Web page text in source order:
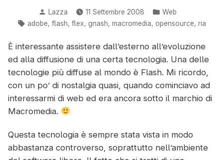
Pubblicato
da
Lazza 11 Settembre 2008
Pubblicato
in:
Web
Tag:
adobe flash flex gnash macromedia opensource ria
È interessante assistere dall’esterno all’evoluzione
ed alla diffusione di una certa tecnologia. Una delle
tecnologie più diffuse al mondo è Flash. Mi ricordo,
con un po’ di nostalgia quasi, quando cominciavo ad
interessarmi di web ed era ancora sotto il marchio di
Macromedia.
Questa tecnologia è sempre stata vista in modo
abbastanza controverso, soprattutto nell’ambiente